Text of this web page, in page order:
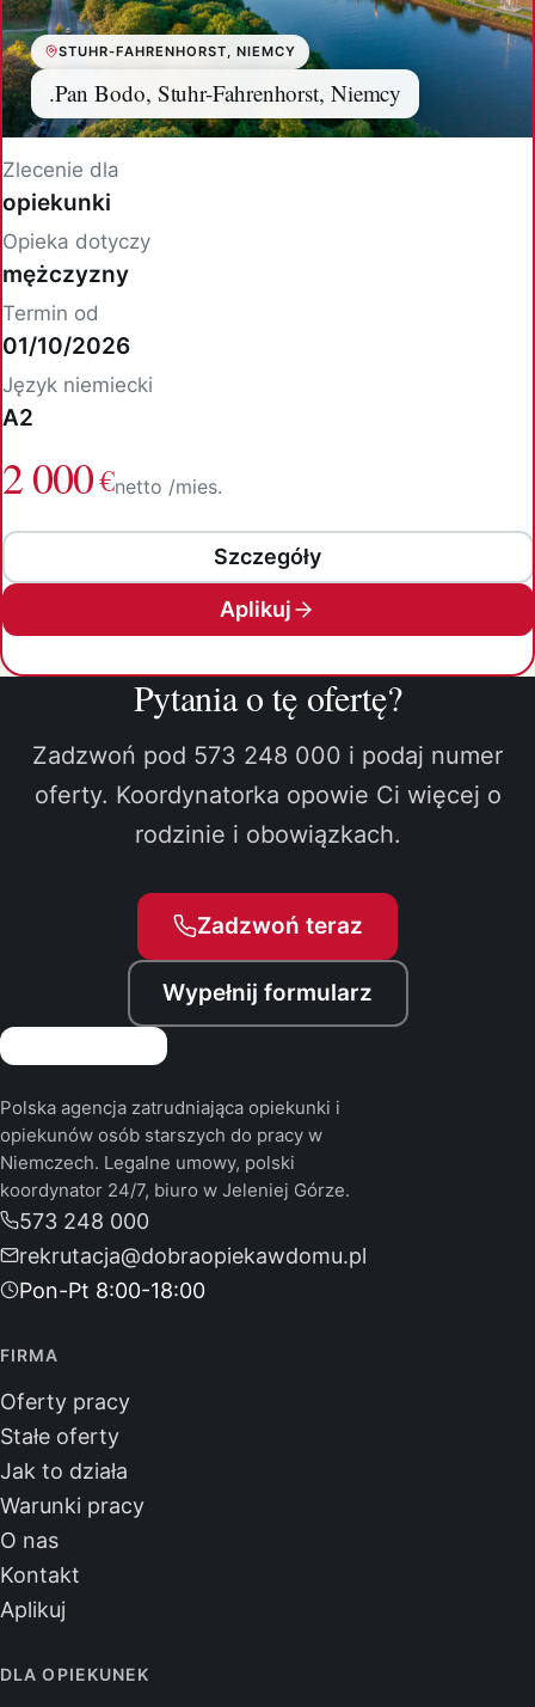
STUHR-FAHRENHORST, NIEMCY
.Pan Bodo, Stuhr-Fahrenhorst, Niemcy
Zlecenie dla
opiekunki
Opieka dotyczy
mężczyzny
Termin od
01/10/2026
Język niemiecki
A2
2 000€netto /mies.
Szczegóły
Aplikuj
Pytania o tę ofertę?
Zadzwoń pod 573 248 000 i podaj numer
oferty. Koordynatorka opowie Ci więcej o
rodzinie i obowiązkach.
Zadzwoń teraz
Wypełnij formularz
Polska agencja zatrudniająca opiekunki i
opiekunów osób starszych do pracy w
Niemczech. Legalne umowy, polski
koordynator 24/7, biuro w Jeleniej Górze.
573 248 000
rekrutacja@dobraopiekawdomu.pl
Pon-Pt 8:00-18:00
FIRMA
Oferty pracy
Stałe oferty
Jak to działa
Warunki pracy
O nas
Kontakt
Aplikuj
DLA OPIEKUNEK